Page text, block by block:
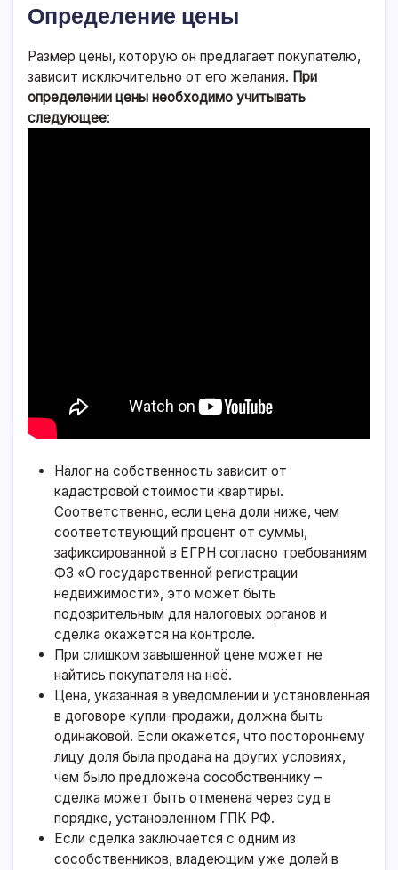
Определение цены
Размер цены, которую он предлагает покупателю,
зависит исключительно от его желания. При
определении цены необходимо учитывать
следующее:
Налог на собственность зависит от
кадастровой стоимости квартиры.
Соответственно, если цена доли ниже, чем
соответствующий процент от суммы,
зафиксированной в ЕГРН согласно требованиям
ФЗ «О государственной регистрации
недвижимости», это может быть
подозрительным для налоговых органов и
сделка окажется на контроле.
При слишком завышенной цене может не
найтись покупателя на неё.
Цена, указанная в уведомлении и установленная
в договоре купли-продажи, должна быть
одинаковой. Если окажется, что постороннему
лицу доля была продана на других условиях,
чем было предложена сособственнику –
сделка может быть отменена через суд в
порядке, установленном ГПК РФ.
Если сделка заключается с одним из
сособственников, владеющим уже долей в